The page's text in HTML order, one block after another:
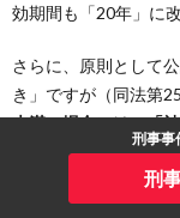
刑事事
刑
効期間も「20年」に
さらに、原則として
き」ですが（同法第
未満の場合には、「
にずらされているの
以上の公訴時効に関